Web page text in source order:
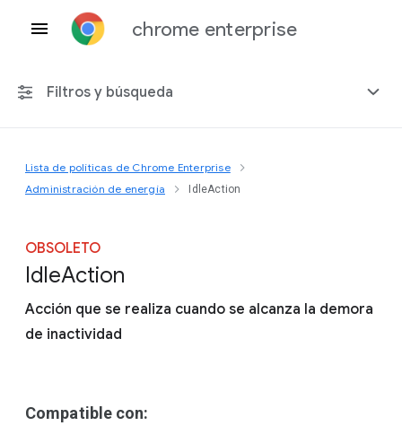
chrome enterprise
Filtros y búsqueda
Cualquier plataforma
Incluir políticas obsoletas
Lista de políticas de Chrome Enterprise
Administración de energía
IdleAction
OBSOLETO
IdleAction
Acción que se realiza cuando se alcanza la demora
de inactividad
Compatible con: